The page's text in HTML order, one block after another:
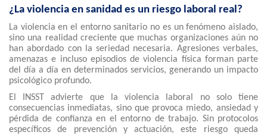
¿La violencia en sanidad es un riesgo laboral real?
La violencia en el entorno sanitario no es un fenómeno aislado,
sino una realidad creciente que muchas organizaciones aún no
han abordado con la seriedad necesaria. Agresiones verbales,
amenazas e incluso episodios de violencia física forman parte
del día a día en determinados servicios, generando un impacto
psicológico profundo.
El INSST advierte que la violencia laboral no solo tiene
consecuencias inmediatas, sino que provoca miedo, ansiedad y
pérdida de confianza en el entorno de trabajo. Sin protocolos
específicos de prevención y actuación, este riesgo queda